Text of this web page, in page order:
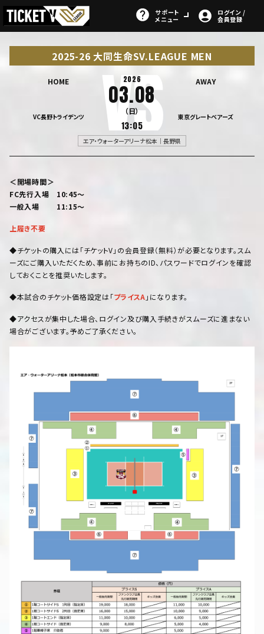
サポート
メニュー
ログイン /
会員登録
2025-26 大同生命SV.LEAGUE MEN
HOME
VC長野トライデンツ
2026
03.08
（日）
13:05
AWAY
東京グレートベアーズ
エア・ウォーターアリーナ松本｜長野県
＜開場時間＞
FC先行入場 10:45〜
一般入場 11:15〜
上履き不要
◆チケットの購入には「チケットV」の会員登録（無料）が必要となります。スム
ーズにご購入いただくため、事前にお持ちのID、パスワードでログインを確認
しておくことを推奨いたします。
◆本試合のチケット価格設定は「プライスA 」になります。
◆アクセスが集中した場合、ログイン及び購入手続きがスムーズに進まない
場合がございます。予めご了承ください。